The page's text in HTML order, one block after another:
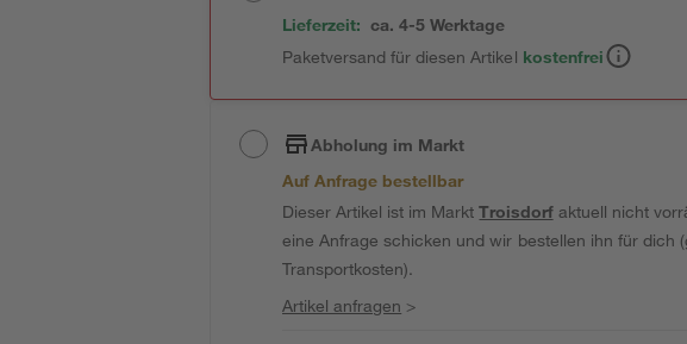
Lieferzeit: ca. 4-5 Werktage
Paketversand für diesen Artikel kostenfrei
Abholung im Markt
Auf Anfrage bestellbar
Dieser Artikel ist im MarktTroisdorfaktuell nicht
eine Anfrage schicken und wir bestellen ihn für dich
Transportkosten).
Artikel anfragen >